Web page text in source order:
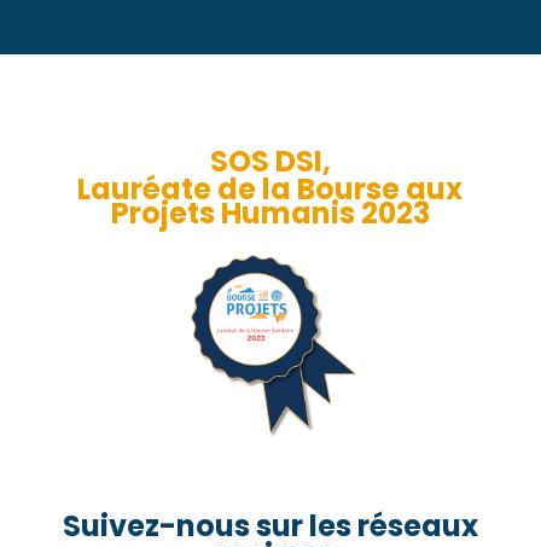
SOS DSI,
Lauréate de la Bourse aux
Projets Humanis 2023
Suivez-nous sur les réseaux